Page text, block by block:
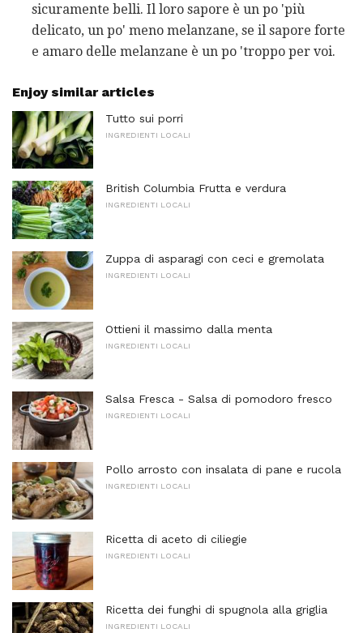
sicuramente belli. Il loro sapore è un po 'più
delicato, un po' meno melanzane, se il sapore forte
e amaro delle melanzane è un po 'troppo per voi.
Enjoy similar articles
Tutto sui porri
INGREDIENTI LOCALI
British Columbia Frutta e verdura
INGREDIENTI LOCALI
Zuppa di asparagi con ceci e gremolata
INGREDIENTI LOCALI
Ottieni il massimo dalla menta
INGREDIENTI LOCALI
Salsa Fresca - Salsa di pomodoro fresco
INGREDIENTI LOCALI
Pollo arrosto con insalata di pane e rucola
INGREDIENTI LOCALI
Ricetta di aceto di ciliegie
INGREDIENTI LOCALI
Ricetta dei funghi di spugnola alla griglia
INGREDIENTI LOCALI